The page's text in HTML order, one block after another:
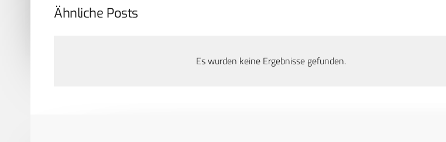
Ähnliche Posts
Es wurden keine Ergebnisse gefunden.